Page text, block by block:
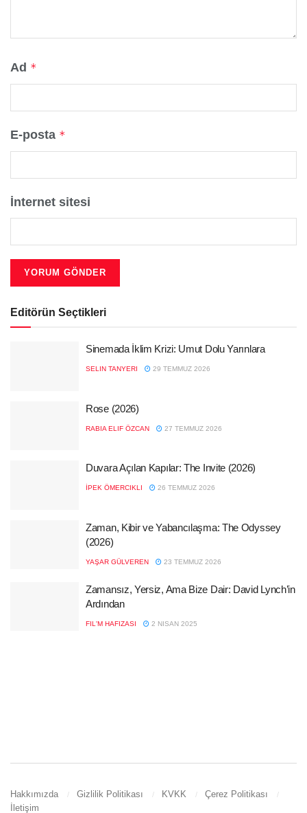
Ad *
E-posta *
İnternet sitesi
Editörün Seçtikleri
Sinemada İklim Krizi: Umut Dolu Yarınlara
SELIN TANYERI 29 TEMMUZ 2026
Rose (2026)
RABIA ELIF ÖZCAN 27 TEMMUZ 2026
Duvara Açılan Kapılar: The Invite (2026)
İPEK ÖMERCIKLI 26 TEMMUZ 2026
Zaman, Kibir ve Yabancılaşma: The Odyssey
(2026)
YAŞAR GÜLVEREN 23 TEMMUZ 2026
Zamansız, Yersiz, Ama Bize Dair: David Lynch’in
Ardından
FIL'M HAFIZASI 2 NISAN 2025
Hakkımızda Gizlilik Politikası KVKK
Çerez Politikası
İletişim